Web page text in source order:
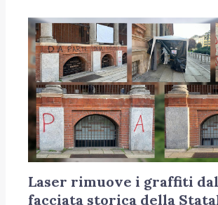
Laser rimuove i graffiti
facciata storica della